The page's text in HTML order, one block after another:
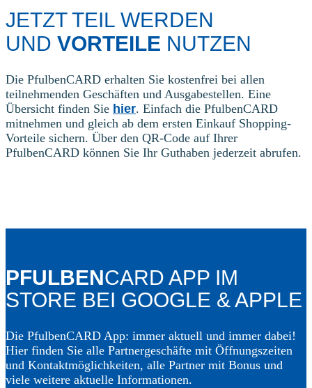
JETZT TEIL WERDEN
UND VORTEILE NUTZEN
Die PfulbenCARD erhalten Sie kostenfrei bei allen
teilnehmenden Geschäften und Ausgabestellen. Eine
Übersicht finden Sie hier. Einfach die PfulbenCARD
mitnehmen und gleich ab dem ersten Einkauf Shopping-
Vorteile sichern. Über den QR-Code auf Ihrer
PfulbenCARD können Sie Ihr Guthaben jederzeit abrufen.
PFULBENCARD APP IM
STORE BEI GOOGLE & APPLE
Die PfulbenCARD App: immer aktuell und immer dabei!
Hier finden Sie alle Partnergeschäfte mit Öffnungszeiten
und Kontaktmöglichkeiten, alle Partner mit Bonus und
viele weitere aktuelle Informationen.